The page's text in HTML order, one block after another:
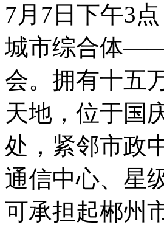
7月7日下午3
城市综合体——
会。拥有十五
天地，位于国
处，紧邻市政
通信中心、星
可承担起郴州